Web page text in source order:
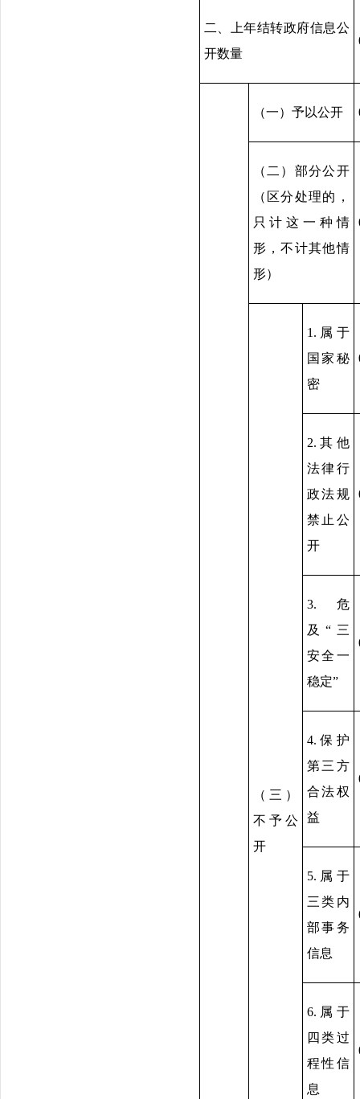
二、上年结转政府信息公
开数量
（一）予以公开
（二）部分公开
（区分处理的，
只计这一种情
形，不计其他情
形）
（三）
不予公
开
1.属于
国家秘
密
2.其他
法律行
政法规
禁止公
开
3.危
及“三
安全一
稳定”
4.保护
第三方
合法权
益
5.属于
三类内
部事务
信息
6.属于
四类过
程性信
息